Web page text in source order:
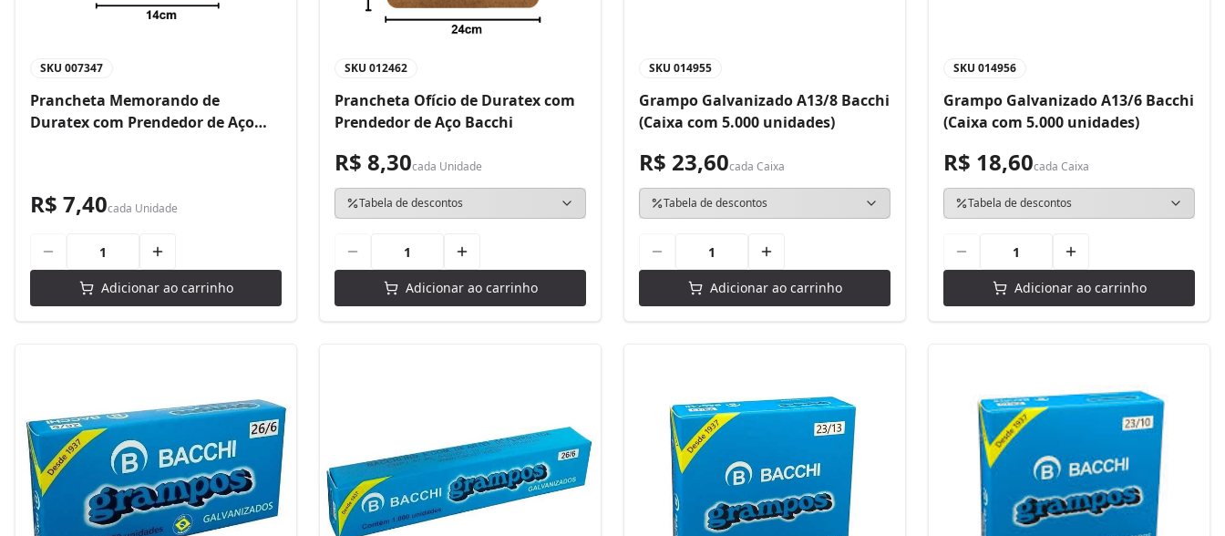
SKU 007347
Prancheta Memorando de
Duratex com Prendedor de Aço
R$ 7,40cada Unidade
Adicionar ao carrinho
SKU 012462
Prancheta Ofício de Duratex com
Prendedor de Aço Bacchi
R$ 8,30cada Unidade
Tabela de descontos
Adicionar ao carrinho
SKU 014955
Grampo Galvanizado A13/8 Bacchi
(Caixa com 5.000 unidades)
R$ 23,60cada Caixa
Tabela de descontos
Adicionar ao carrinho
SKU 014956
Grampo Galvanizado A13/6 Bacchi
(Caixa com 5.000 unidades)
R$ 18,60cada Caixa
Tabela de descontos
Adicionar ao carrinho